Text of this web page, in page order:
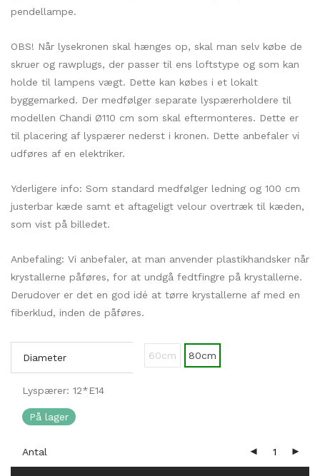
pendellampe.
OBS! Når lysekronen skal hænges op, skal man selv købe de
skruer og rawplugs, der passer til ens loftstype og som kan
holde til lampens vægt. Dette kan købes i et lokalt
byggemarked. Der medfølger separate lyspærerholdere til
modellen Chandi Ø110 cm som skal eftermonteres. Dette er
til placering af lyspærer nederst i kronen. Dette anbefaler vi
udføres af en elektriker.
Yderligere info: Som standard medfølger ledning og 100 cm
justerbar kæde samt et aftageligt velour overtræk til kæden,
som vist på billedet.
Anbefaling: Vi anbefaler, at man anvender plastikhandsker når
krystallerne påføres, for at undgå fedtfingre på krystallerne.
Derudover er det en god idé at tørre krystallerne af med en
fiberklud, inden de påføres.
Diameter 60cm 80cm
Lyspærer: 12*E14
På lager
Antal